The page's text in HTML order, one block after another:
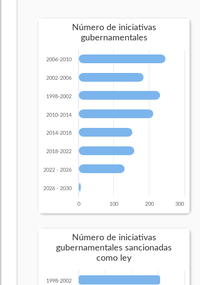
Número de iniciativas
gubernamentales
2006-2010
2002-2006
1998-2002
2010-2014
2014-2018
2018-2022
2022 - 2026
2026 - 2030
0 100 200 300
Número de iniciativas
gubernamentales sancionadas
como ley
1998-2002